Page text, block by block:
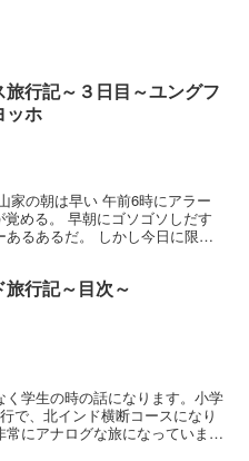
旅行記～３日目～ユングフ
ッホ
家の朝は早い 午前6時にアラー
める。 早朝にゴソゴソしだす
るあるだ。 しかし今日に限っ
旅行記～目次～
学生の時の話になります。小学
で、北インド横断コースになり
にアナログな旅になっていま